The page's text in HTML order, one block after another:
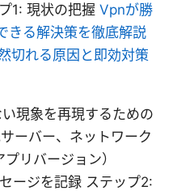
1: 現状の把握 Vpnが勝
きる解決策を徹底解説
切れる原因と即効対策
現象を再現するための
ーバー、ネットワーク
リバージョン）
ージを記録 ステップ2: